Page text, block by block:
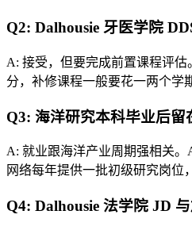
Q2: Dalhousie 牙医学院
A: 接受，但要完成前置课程评
分，补修课程一般要花一两个学
Q3: 海洋研究本科毕业后留
A: 就业跟海洋产业周期强相关
网络每年提供一批初级研究岗位
Q4: Dalhousie 法学院 JD